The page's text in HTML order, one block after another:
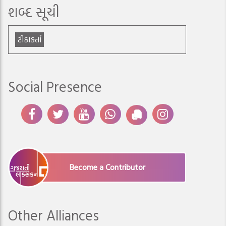
શબ્દ સૂચી
ટીકાકર્તા
Social Presence
Become a Contributor
Other Alliances